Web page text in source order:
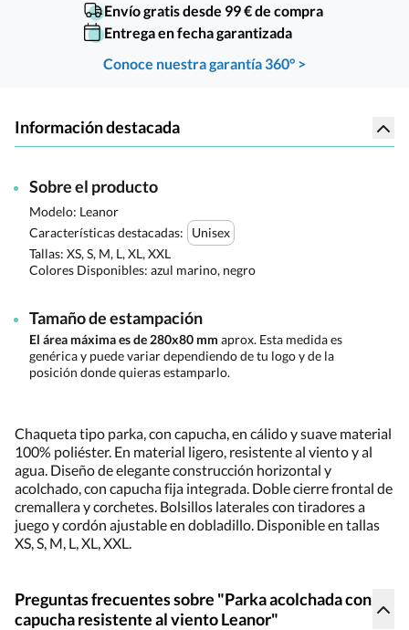
Envío gratis desde 99 € de compra
Entrega en fecha garantizada
Conoce nuestra garantía 360° >
Información destacada
Sobre el producto
Modelo: Leanor
Características destacadas:
Unisex
Tallas: XS, S, M, L, XL, XXL
Colores Disponibles: azul marino, negro
Tamaño de estampación
El área máxima es de 280x80 mm aprox. Esta medida es
genérica y puede variar dependiendo de tu logo y de la
posición donde quieras estamparlo.
Chaqueta tipo parka, con capucha, en cálido y suave material
100% poliéster. En material ligero, resistente al viento y al
agua. Diseño de elegante construcción horizontal y
acolchado, con capucha fija integrada. Doble cierre frontal de
cremallera y corchetes. Bolsillos laterales con tiradores a
juego y cordón ajustable en dobladillo. Disponible en tallas
XS, S, M, L, XL, XXL.
Preguntas frecuentes sobre "Parka acolchada con
capucha resistente al viento Leanor"